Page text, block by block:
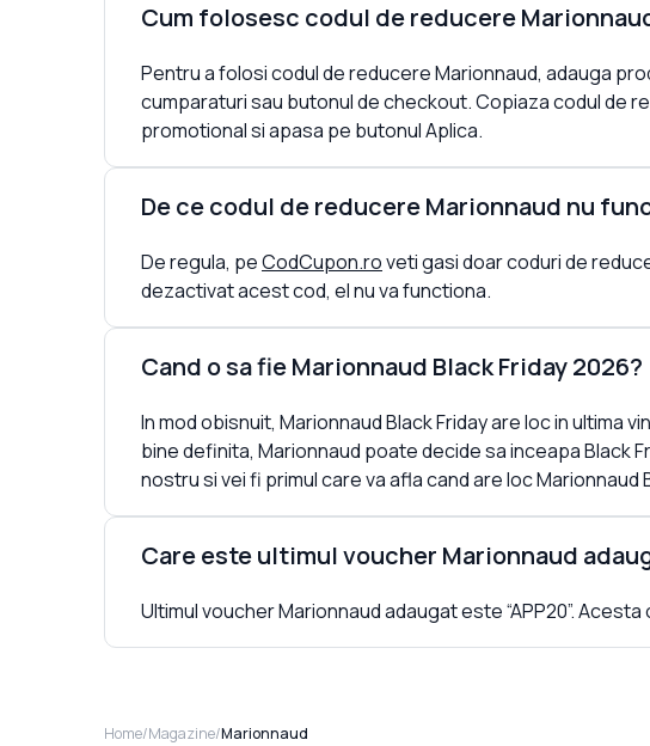
Cum folosesc codul de reducere
Pentru a folosi codul de reducere Marionnaud, adauga
cumparaturi sau butonul de checkout. Copiaza codul de
promotional si apasa pe butonul Aplica.
De ce codul de reducere Marionnaud nu
De regula, peCodCupon.roveti gasi doar coduri de
dezactivat acest cod, el nu va functiona.
Cand o sa fie Marionnaud Black Friday 2026?
In mod obisnuit, Marionnaud Black Friday are loc in ultima
bine definita, Marionnaud poate decide sa inceapa Black
nostru si vei fi primul care va afla cand are loc Marionnaud
Care este ultimul voucher Marionnaud
Ultimul voucher Marionnaud adaugat este “APP20”.
Home/Magazine/Marionnaud